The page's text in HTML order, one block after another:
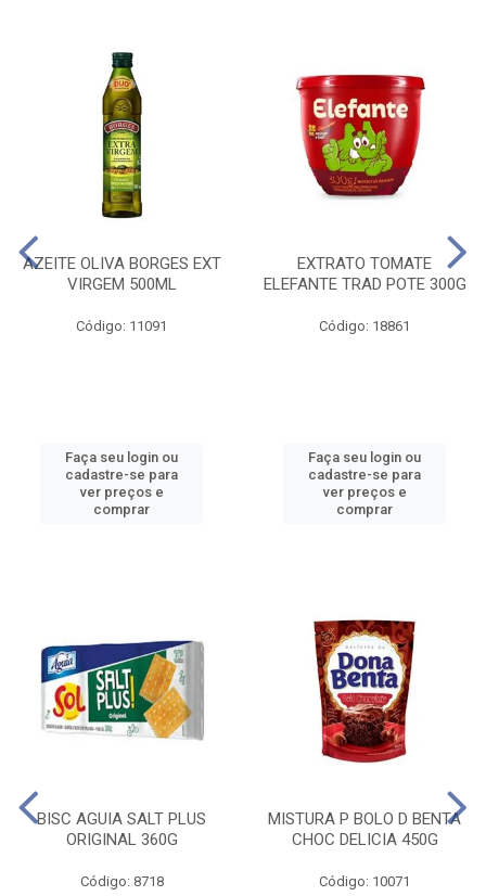
AZEITE OLIVA BORGES EXT
VIRGEM 500ML
Código: 11091
Faça seu login ou
cadastre-se para
ver preços e
comprar
EXTRATO TOMATE
ELEFANTE TRAD POTE 300G
Código: 18861
Faça seu login ou
cadastre-se para
ver preços e
comprar
BISC AGUIA SALT PLUS
ORIGINAL 360G
Código: 8718
MISTURA P BOLO D BENTA
CHOC DELICIA 450G
Código: 10071